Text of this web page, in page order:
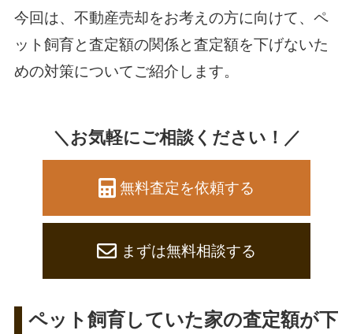
今回は、不動産売却をお考えの方に向けて、ペ
ット飼育と査定額の関係と査定額を下げないた
めの対策についてご紹介します。
＼お気軽にご相談ください！／
無料査定を依頼する
まずは無料相談する
ペット飼育していた家の査定額が下